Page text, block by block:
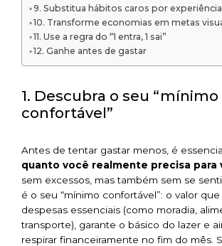
9. Substitua hábitos caros por
10. Transforme economias em metas
11. Use a regra do “1 entra, 1 sai”
12. Ganhe antes de gastar
1. Descubra o seu “mínimo
confortável”
Antes de tentar gastar menos, é
quanto você realmente precisa para
sem excessos, mas também sem se
é o seu “mínimo confortável”: o valor
despesas essenciais (como moradia,
transporte), garante o básico do lazer e
respirar financeiramente no fim do mês.